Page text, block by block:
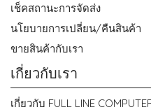
เช็คสถานะการจัดส่ง
นโยบายการเปลี่ยน/คืนสินค้า
ขายสินค้ากับเรา
เกี่ยวกับเรา
เกี่ยวกับ FULL LINE